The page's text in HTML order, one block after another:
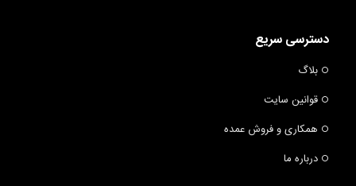
دسترسی سریع
بلاگ
قوانین سایت
همکاری و فروش عمده
درباره ما